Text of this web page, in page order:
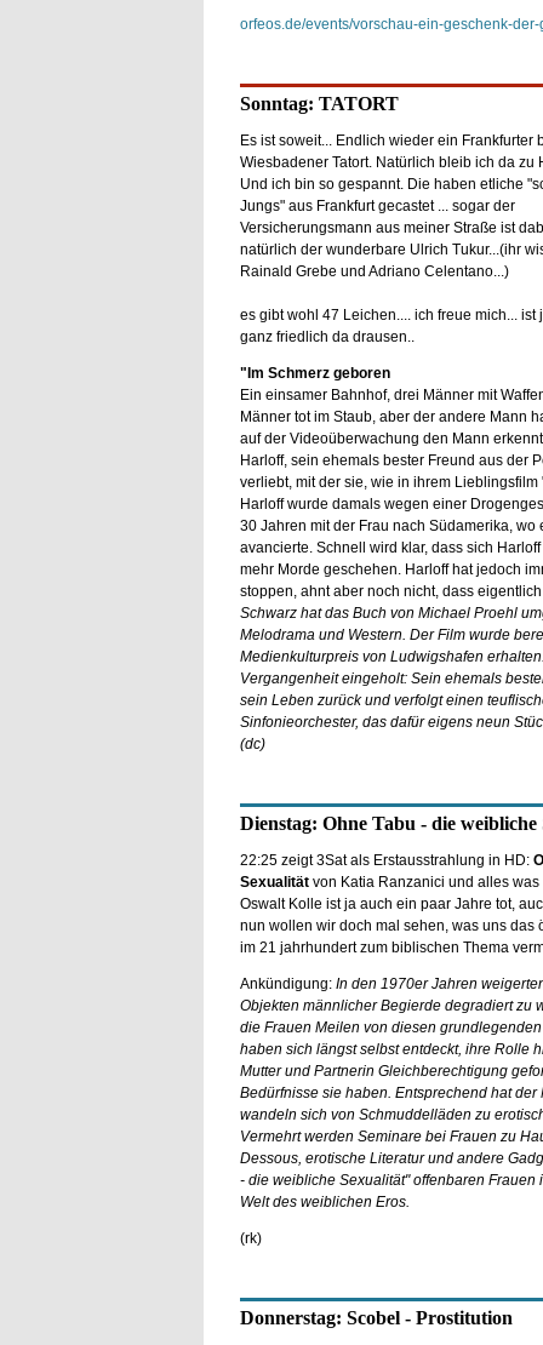
orfeos.de/events/vorschau-ein-geschenk-der-
Sonntag: TATORT
Es ist soweit... Endlich wieder ein Frankfurter
Wiesbadener Tatort. Natürlich bleib ich da zu
Und ich bin so gespannt. Die haben etliche
Jungs" aus Frankfurt gecastet ... sogar der
Versicherungsmann aus meiner Straße ist
natürlich der wunderbare Ulrich Tukur...(ihr
Rainald Grebe und Adriano Celentano...)
es gibt wohl 47 Leichen.... ich freue mich... ist
ganz friedlich da drausen..
"Im Schmerz geboren
Ein einsamer Bahnhof, drei Männer mit
Männer tot im Staub, aber der andere Mann
auf der Videoüberwachung den Mann
Harloff, sein ehemals bester Freund aus der
verliebt, mit der sie, wie in ihrem
Harloff wurde damals wegen einer
30 Jahren mit der Frau nach Südamerika,
avancierte. Schnell wird klar, dass sich
mehr Morde geschehen. Harloff hat jedoch
stoppen, ahnt aber noch nicht, dass
Schwarz hat das Buch von Michael Proehl
Melodrama und Western. Der Film wurde
Medienkulturpreis von Ludwigshafen
Vergangenheit eingeholt: Sein ehemals
sein Leben zurück und verfolgt einen
Sinfonieorchester, das dafür eigens neun
(dc)
Dienstag: Ohne Tabu - die weibliche
22:25 zeigt 3Sat als Erstausstrahlung in HD:
Sexualität von Katia Ranzanici und alles
Oswalt Kolle ist ja auch ein paar Jahre tot,
nun wollen wir doch mal sehen, was uns das
im 21 jahrhundert zum biblischen Thema
Ankündigung: In den 1970er Jahren
Objekten männlicher Begierde degradiert zu
die Frauen Meilen von diesen
haben sich längst selbst entdeckt, ihre Rolle
Mutter und Partnerin Gleichberechtigung
Bedürfnisse sie haben. Entsprechend hat
wandeln sich von Schmuddelläden zu
Vermehrt werden Seminare bei Frauen zu
Dessous, erotische Literatur und andere
- die weibliche Sexualität" offenbaren
Welt des weiblichen Eros.
(rk)
Donnerstag: Scobel - Prostitution